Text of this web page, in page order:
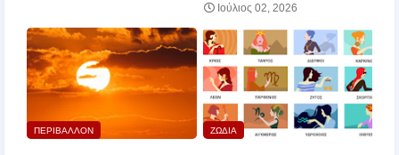
Ιούλιος 02, 2026
ΠΕΡΙΒΑΛΛΟΝ ΖΩΔΙΑ